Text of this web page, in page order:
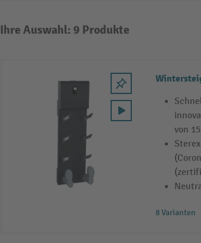
Ihre Auswahl: 9 Produkte
von
8 Varianten